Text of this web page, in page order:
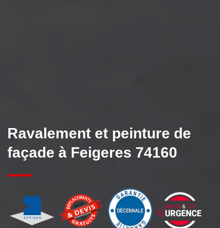
Ravalement et peinture de
façade à Feigeres 74160